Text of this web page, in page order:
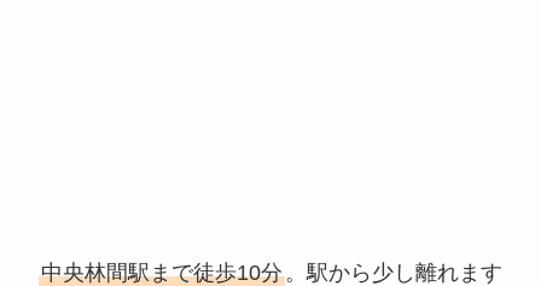
中央林間駅まで徒歩10分 。駅から少し離れます